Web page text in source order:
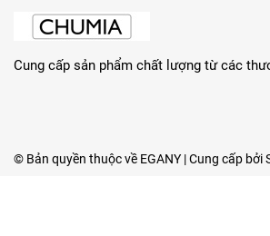
Cung cấp sản phẩm chất lượng từ các
© Bản quyền thuộc về EGANY | Cung cấp bởi